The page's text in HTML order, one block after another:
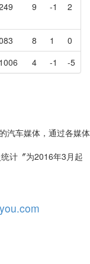
9 -1 2
8 1
0
4 -1 -5
汽车媒体，通过各媒体
计〞为2016年3月起